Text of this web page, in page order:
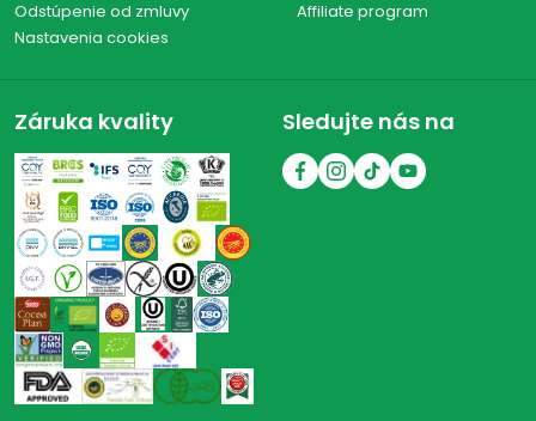
Odstúpenie od zmluvy
Nastavenia cookies
Affiliate program
Záruka kvality Sledujte nás na